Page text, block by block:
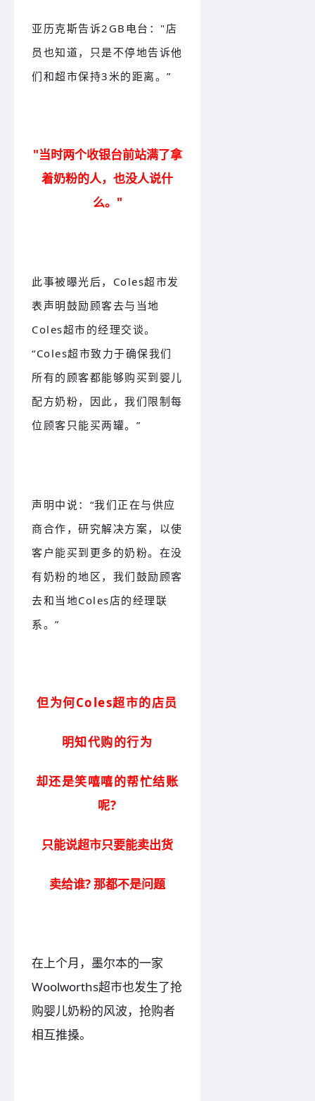
亚历克斯告诉2GB电台："店
员也知道，只是不停地告诉他
们和超市保持3米的距离。”
"当时两个收银台前站满了拿
着奶粉的人，也没人说什
么。"
此事被曝光后，Coles超市发
表声明鼓励顾客去与当地
Coles超市的经理交谈。
“Coles超市致力于确保我们
所有的顾客都能够购买到婴儿
配方奶粉，因此，我们限制每
位顾客只能买两罐。”
声明中说：“我们正在与供应
商合作，研究解决方案，以使
客户能买到更多的奶粉。在没
有奶粉的地区，我们鼓励顾客
去和当地Coles店的经理联
系。”
但为何Coles超市的店员
明知代购的行为
却还是笑嘻嘻的帮忙结账
呢?
只能说超市只要能卖出货
卖给谁? 那都不是问题
在上个月，墨尔本的一家
Woolworths超市也发生了抢
购婴儿奶粉的风波，抢购者
相互推搡。